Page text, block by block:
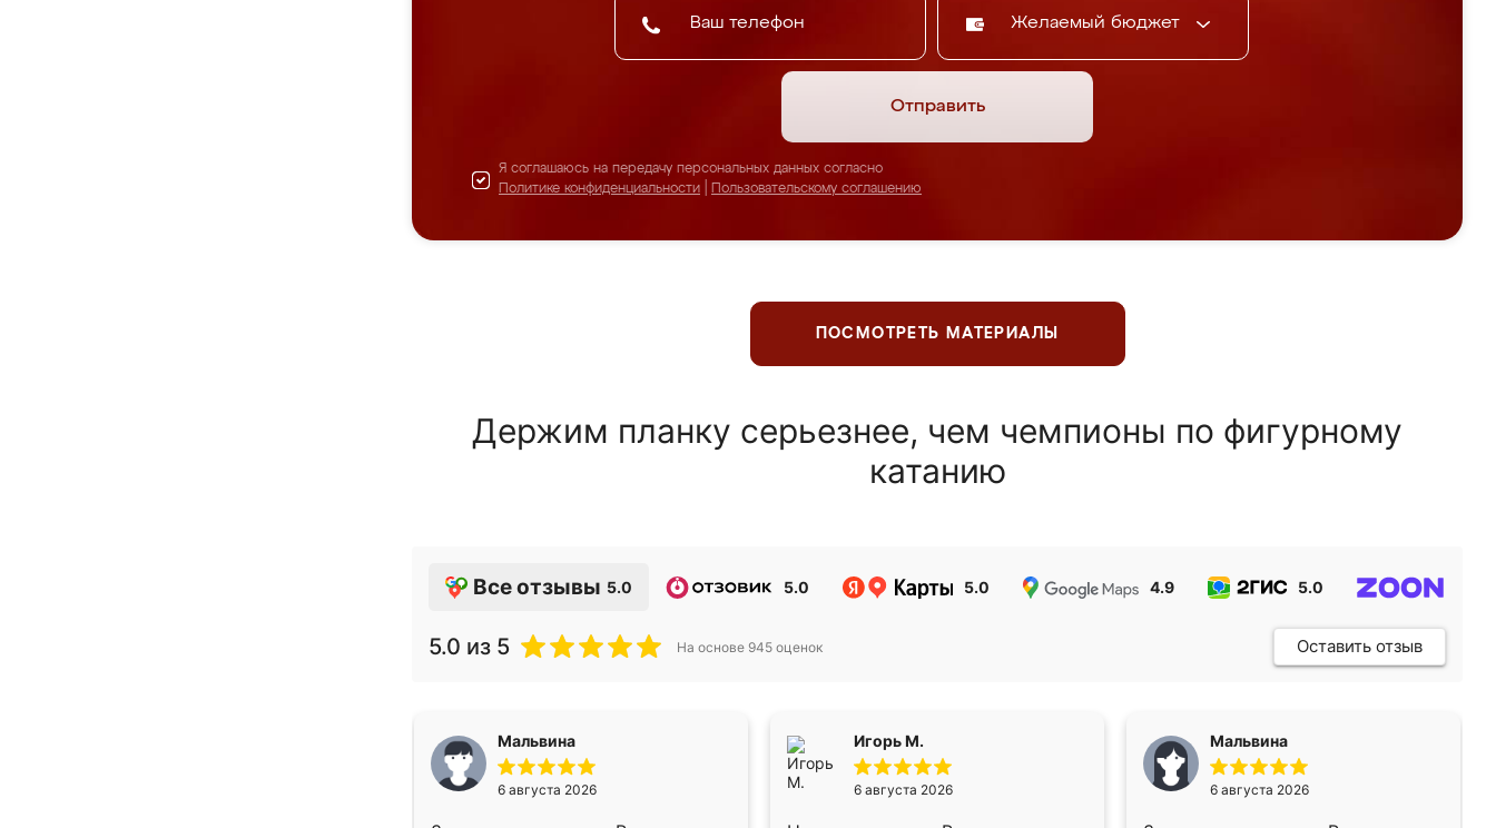
Желаемый бюджет
Отправить
Я соглашаюсь на передачу персональных данных согласно
Политике конфиденциальности
Пользовательскому соглашению
ПОСМОТРЕТЬ МАТЕРИАЛЫ
Держим планку серьезнее, чем чемпионы по фигурному
катанию
Все отзывы 5.0 5.0 5.0 4.9 5.0
5.0 из 5 На основе 945 оценок Оставить отзыв
Мальвина
6 августа 2026
Игорь М.
6 августа 2026
Мальвина
6 августа 2026